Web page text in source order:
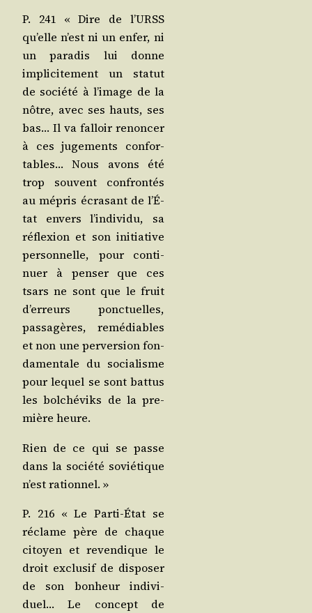
P. 241 « Dire de l’URSS
qu’elle n’est ni un enfer, ni
un para­dis lui donne
impli­ci­te­ment un sta­tut
de socié­té à l’i­mage de la
nôtre, avec ses hauts, ses
bas… Il va fal­loir renon­cer
à ces juge­ments confor­
tables… Nous avons été
trop sou­vent confron­tés
au mépris écra­sant de l’É­
tat envers l’in­di­vi­du, sa
réflexion et son ini­tia­tive
per­son­nelle, pour conti­
nuer à pen­ser que ces
tsars ne sont que le fruit
d’er­reurs ponc­tuelles,
pas­sa­gères, remé­diables
et non une per­ver­sion fon­
da­men­tale du socia­lisme
pour lequel se sont bat­tus
les bol­ché­viks de la pre­
mière heure.
Rien de ce qui se passe
dans la socié­té sovié­tique
n’est rationnel. »
P. 216 « Le Par­ti-État se
réclame père de chaque
citoyen et reven­dique le
droit exclu­sif de dis­po­ser
de son bon­heur indi­vi­
duel… Le concept de